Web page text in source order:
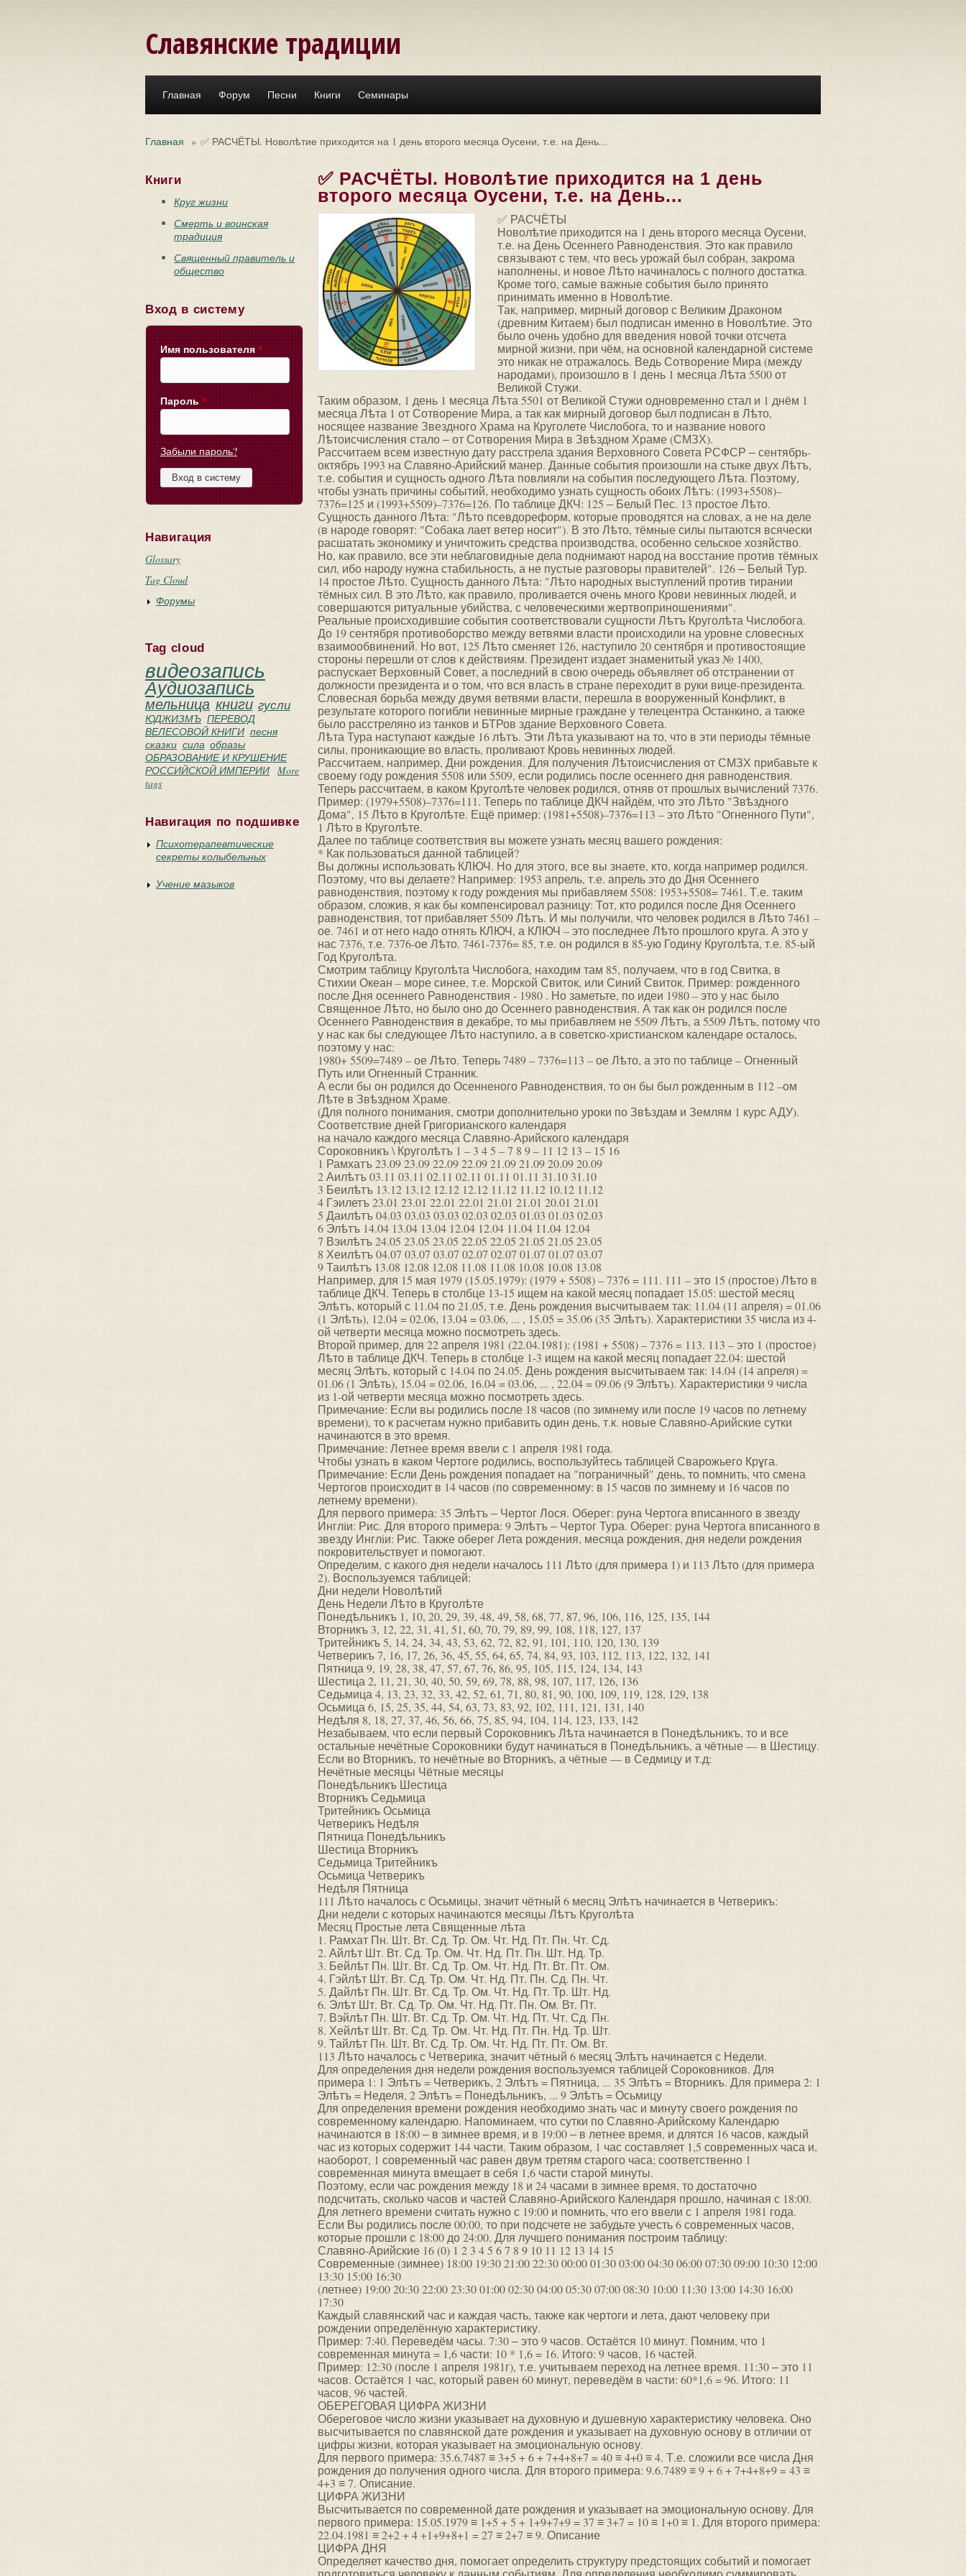
Славянские традиции
Главная Форум Песни Книги Семинары
Главная » ✅ РАСЧЁТЫ. Новолѣтие приходится на 1 день второго месяца Оусени, т.е. на День...
Книги
Круг жизни
Смерть и воинская
традиция
Священный правитель и
общество
Вход в систему
Имя пользователя *
Пароль *
Забыли пароль?
Навигация
Glossary
Tag Cloud
Форумы
Tag cloud
видеозапись
Аудиозапись
мельница книги гусли
ЮДЖИЗМЪ ПЕРЕВОД
ВЕЛЕСОВОЙ КНИГИ песня
сказки сила образы
ОБРАЗОВАНИЕ И КРУШЕНИЕ
РОССИЙСКОЙ ИМПЕРИИ More
tags
Навигация по подшивке
Психотерапевтические
секреты колыбельных
Учение мазыков
✅ РАСЧЁТЫ. Новолѣтие приходится на 1 день
второго месяца Оусени, т.е. на День...
✅ РАСЧЁТЫ
Новолѣтие приходится на 1 день второго месяца Оусени,
т.е. на День Осеннего Равноденствия. Это как правило
связывают с тем, что весь урожай был собран, закрома
наполнены, и новое Лѣто начиналось с полного достатка.
Кроме того, самые важные события было принято
принимать именно в Новолѣтие.
Так, например, мирный договор с Великим Драконом
(древним Китаем) был подписан именно в Новолѣтие. Это
было очень удобно для введения новой точки отсчета
мирной жизни, при чём, на основной календарной системе
это никак не отражалось. Ведь Сотворение Мира (между
народами), произошло в 1 день 1 месяца Лѣта 5500 от
Великой Стужи.
Таким образом, 1 день 1 месяца Лѣта 5501 от Великой Стужи одновременно стал и 1 днём 1
месяца Лѣта 1 от Сотворение Мира, а так как мирный договор был подписан в Лѣто,
носящее название Звездного Храма на Круголете Числобога, то и название нового
Лѣтоисчисления стало ‒ от Сотворения Мира в Звѣздном Храме (СМЗХ).
Рассчитаем всем известную дату расстрела здания Верховного Совета РСФСР ‒ сентябрь-
октябрь 1993 на Славяно-Арийский манер. Данные события произошли на стыке двух Лѣтъ,
т.е. события и сущность одного Лѣта повлияли на события последующего Лѣта. Поэтому,
чтобы узнать причины событий, необходимо узнать сущность обоих Лѣтъ: (1993+5508)–
7376=125 и (1993+5509)–7376=126. По таблице ДКЧ: 125 ‒ Белый Пес. 13 простое Лѣто.
Сущность данного Лѣта: "Лѣто псевдореформ, которые проводятся на словах, а не на деле
(в народе говорят: "Собака лает ветер носит"). В это Лѣто, тёмные силы пытаются всячески
расшатать экономику и уничтожить средства производства, особенно сельское хозяйство.
Но, как правило, все эти неблаговидные дела поднимают народ на восстание против тёмных
сил, ибо народу нужна стабильность, а не пустые разговоры правителей". 126 ‒ Белый Тур.
14 простое Лѣто. Сущность данного Лѣта: "Лѣто народных выступлений против тирании
тёмных сил. В это Лѣто, как правило, проливается очень много Крови невинных людей, и
совершаются ритуальные убийства, с человеческими жертвоприношениями".
Реальные происходившие события соответствовали сущности Лѣтъ Круголѣта Числобога.
До 19 сентября противоборство между ветвями власти происходили на уровне словесных
взаимообвинений. Но вот, 125 Лѣто сменяет 126, наступило 20 сентября и противостоящие
стороны перешли от слов к действиям. Президент издает знаменитый указ № 1400,
распускает Верховный Совет, а последний в свою очередь объявляет об отстранении от
должности президента и о том, что вся власть в стране переходит в руки вице-президента.
Словесная борьба между двумя ветвями власти, перешла в вооруженный Конфликт, в
результате которого погибли невинные мирные граждане у телецентра Останкино, а также
было расстреляно из танков и БТРов здание Верховного Совета.
Лѣта Тура наступают каждые 16 лѣтъ. Эти Лѣта указывают на то, что в эти периоды тёмные
силы, проникающие во власть, проливают Кровь невинных людей.
Рассчитаем, например, Дни рождения. Для получения Лѣтоисчисления от СМЗХ прибавьте к
своему году рождения 5508 или 5509, если родились после осеннего дня равноденствия.
Теперь рассчитаем, в каком Круголѣте человек родился, отняв от прошлых вычислений 7376.
Пример: (1979+5508)–7376=111. Теперь по таблице ДКЧ найдём, что это Лѣто "Звѣздного
Дома", 15 Лѣто в Круголѣте. Ещё пример: (1981+5508)–7376=113 – это Лѣто "Огненного Пути",
1 Лѣто в Круголѣте.
Далее по таблице соответствия вы можете узнать месяц вашего рождения:
* Как пользоваться данной таблицей?
Вы должны использовать КЛЮЧ. Но для этого, все вы знаете, кто, когда например родился.
Поэтому, что вы делаете? Например: 1953 апрель, т.е. апрель это до Дня Осеннего
равноденствия, поэтому к году рождения мы прибавляем 5508: 1953+5508= 7461. Т.е. таким
образом, сложив, я как бы компенсировал разницу: Тот, кто родился после Дня Осеннего
равноденствия, тот прибавляет 5509 Лѣтъ. И мы получили, что человек родился в Лѣто 7461 –
ое. 7461 и от него надо отнять КЛЮЧ, а КЛЮЧ – это последнее Лѣто прошлого круга. А это у
нас 7376, т.е. 7376-ое Лѣто. 7461-7376= 85, т.е. он родился в 85-ую Годину Круголѣта, т.е. 85-ый
Год Круголѣта.
Смотрим таблицу Круголѣта Числобога, находим там 85, получаем, что в год Свитка, в
Стихии Океан – море синее, т.е. Морской Свиток, или Синий Свиток. Пример: рожденного
после Дня осеннего Равноденствия - 1980 . Но заметьте, по идеи 1980 – это у нас было
Священное Лѣто, но было оно до Осеннего равноденствия. А так как он родился после
Осеннего Равноденствия в декабре, то мы прибавляем не 5509 Лѣтъ, а 5509 Лѣтъ, потому что
у нас как бы следующее Лѣто наступило, а в советско-христианском календаре осталось,
поэтому у нас:
1980+ 5509=7489 – ое Лѣто. Теперь 7489 – 7376=113 – ое Лѣто, а это по таблице – Огненный
Путь или Огненный Странник.
А если бы он родился до Осенненого Равноденствия, то он бы был рожденным в 112 –ом
Лѣте в Звѣздном Храме.
(Для полного понимания, смотри дополнительно уроки по Звѣздам и Землям 1 курс АДУ).
Соответствие дней Григорианского календаря
на начало каждого месяца Славяно-Арийского календаря
Сороковникъ \ Круголѣтъ 1 – 3 4 5 – 7 8 9 – 11 12 13 – 15 16
1 Рамхатъ 23.09 23.09 22.09 22.09 21.09 21.09 20.09 20.09
2 Аилѣтъ 03.11 03.11 02.11 02.11 01.11 01.11 31.10 31.10
3 Беилѣтъ 13.12 13.12 12.12 12.12 11.12 11.12 10.12 11.12
4 Гэилетъ 23.01 23.01 22.01 22.01 21.01 21.01 20.01 21.01
5 Даилѣтъ 04.03 03.03 03.03 02.03 02.03 01.03 01.03 02.03
6 Элѣтъ 14.04 13.04 13.04 12.04 12.04 11.04 11.04 12.04
7 Вэилѣтъ 24.05 23.05 23.05 22.05 22.05 21.05 21.05 23.05
8 Хеилѣтъ 04.07 03.07 03.07 02.07 02.07 01.07 01.07 03.07
9 Таилѣтъ 13.08 12.08 12.08 11.08 11.08 10.08 10.08 13.08
Например, для 15 мая 1979 (15.05.1979): (1979 + 5508) – 7376 = 111. 111 – это 15 (простое) Лѣто в
таблице ДКЧ. Теперь в столбце 13-15 ищем на какой месяц попадает 15.05: шестой месяц
Элѣтъ, который с 11.04 по 21.05, т.е. День рождения высчитываем так: 11.04 (11 апреля) = 01.06
(1 Элѣть), 12.04 = 02.06, 13.04 = 03.06, ... , 15.05 = 35.06 (35 Элѣтъ). Характеристики 35 числа из 4-
ой четверти месяца можно посмотреть здесь.
Второй пример, для 22 апреля 1981 (22.04.1981): (1981 + 5508) – 7376 = 113. 113 – это 1 (простое)
Лѣто в таблице ДКЧ. Теперь в столбце 1-3 ищем на какой месяц попадает 22.04: шестой
месяц Элѣтъ, который с 14.04 по 24.05. День рождения высчитываем так: 14.04 (14 апреля) =
01.06 (1 Элѣть), 15.04 = 02.06, 16.04 = 03.06, ... , 22.04 = 09.06 (9 Элѣтъ). Характеристики 9 числа
из 1-ой четверти месяца можно посмотреть здесь.
Примечание: Если вы родились после 18 часов (по зимнему или после 19 часов по летнему
времени), то к расчетам нужно прибавить один день, т.к. новые Славяно-Арийские сутки
начинаются в это время.
Примечание: Летнее время ввели с 1 апреля 1981 года.
Чтобы узнать в каком Чертоге родились, воспользуйтесь таблицей Сварожьего Крɣга.
Примечание: Если День рождения попадает на "пограничный" день, то помнить, что смена
Чертогов происходит в 14 часов (по современному: в 15 часов по зимнему и 16 часов по
летнему времени).
Для первого примера: 35 Элѣтъ ‒ Чертог Лося. Оберег: руна Чертога вписанного в звезду
Инглiи: Рис. Для второго примера: 9 Элѣтъ ‒ Чертог Тура. Оберег: руна Чертога вписанного в
звезду Инглiи: Рис. Также оберег Лета рождения, месяца рождения, дня недели рождения
покровительствует и помогают.
Определим, с какого дня недели началось 111 Лѣто (для примера 1) и 113 Лѣто (для примера
2). Воспользуемся таблицей:
Дни недели Новолѣтий
День Недели Лѣто в Круголѣте
Понедѣльникъ 1, 10, 20, 29, 39, 48, 49, 58, 68, 77, 87, 96, 106, 116, 125, 135, 144
Вторникъ 3, 12, 22, 31, 41, 51, 60, 70, 79, 89, 99, 108, 118, 127, 137
Тритейникъ 5, 14, 24, 34, 43, 53, 62, 72, 82, 91, 101, 110, 120, 130, 139
Четверикъ 7, 16, 17, 26, 36, 45, 55, 64, 65, 74, 84, 93, 103, 112, 113, 122, 132, 141
Пятница 9, 19, 28, 38, 47, 57, 67, 76, 86, 95, 105, 115, 124, 134, 143
Шестица 2, 11, 21, 30, 40, 50, 59, 69, 78, 88, 98, 107, 117, 126, 136
Седьмица 4, 13, 23, 32, 33, 42, 52, 61, 71, 80, 81, 90, 100, 109, 119, 128, 129, 138
Осьмица 6, 15, 25, 35, 44, 54, 63, 73, 83, 92, 102, 111, 121, 131, 140
Недѣля 8, 18, 27, 37, 46, 56, 66, 75, 85, 94, 104, 114, 123, 133, 142
Незабываем, что если первый Сороковникъ Лѣта начинается в Понедѣльникъ, то и все
остальные нечётные Сороковники будут начинаться в Понедѣльникъ, а чётные — в Шестицу.
Если во Вторникъ, то нечётные во Вторникъ, а чётные — в Седмицу и т.д:
Нечётные месяцы Чётные месяцы
Понедѣльникъ Шестица
Вторникъ Седьмица
Тритейникъ Осьмица
Четверикъ Недѣля
Пятница Понедѣльникъ
Шестица Вторникъ
Седьмица Тритейникъ
Осьмица Четверикъ
Недѣля Пятница
111 Лѣто началось с Осьмицы, значит чётный 6 месяц Элѣтъ начинается в Четверикъ:
Дни недели с которых начинаются месяцы Лѣтъ Круголѣта
Месяц Простые лета Священные лѣта
1. Рамхат Пн. Шт. Вт. Сд. Тр. Ом. Чт. Нд. Пт. Пн. Чт. Сд.
2. Айлѣт Шт. Вт. Сд. Тр. Ом. Чт. Нд. Пт. Пн. Шт. Нд. Тр.
3. Бейлѣт Пн. Шт. Вт. Сд. Тр. Ом. Чт. Нд. Пт. Вт. Пт. Ом.
4. Гэйлѣт Шт. Вт. Сд. Тр. Ом. Чт. Нд. Пт. Пн. Сд. Пн. Чт.
5. Дайлѣт Пн. Шт. Вт. Сд. Тр. Ом. Чт. Нд. Пт. Тр. Шт. Нд.
6. Элѣт Шт. Вт. Сд. Тр. Ом. Чт. Нд. Пт. Пн. Ом. Вт. Пт.
7. Вэйлѣт Пн. Шт. Вт. Сд. Тр. Ом. Чт. Нд. Пт. Чт. Сд. Пн.
8. Хейлѣт Шт. Вт. Сд. Тр. Ом. Чт. Нд. Пт. Пн. Нд. Тр. Шт.
9. Тайлѣт Пн. Шт. Вт. Сд. Тр. Ом. Чт. Нд. Пт. Пт. Ом. Вт.
113 Лѣто началось с Четверика, значит чётный 6 месяц Элѣтъ начинается с Недели.
Для определения дня недели рождения воспользуемся таблицей Сороковников. Для
примера 1: 1 Элѣтъ = Четверикъ, 2 Элѣтъ = Пятница, ... 35 Элѣтъ = Вторникъ. Для примера 2: 1
Элѣтъ = Неделя, 2 Элѣтъ = Понедѣльникъ, ... 9 Элѣтъ = Осьмицу
Для определения времени рождения необходимо знать час и минуту своего рождения по
современному календарю. Напоминаем, что сутки по Славяно-Арийскому Календарю
начинаются в 18:00 ‒ в зимнее время, и в 19:00 ‒ в летнее время, и длятся 16 часов, каждый
час из которых содержит 144 части. Таким образом, 1 час составляет 1,5 современных часа и,
наоборот, 1 современный час равен двум третям старого часа; соответственно 1
современная минута вмещает в себя 1,6 части старой минуты.
Поэтому, если час рождения между 18 и 24 часами в зимнее время, то достаточно
подсчитать, сколько часов и частей Славяно-Арийского Календаря прошло, начиная с 18:00.
Для летнего времени считать нужно с 19:00 и помнить, что его ввели с 1 апреля 1981 года.
Если Вы родились после 00:00, то при подсчете не забудьте учесть 6 современных часов,
которые прошли с 18:00 до 24:00. Для лучшего понимания построим таблицу:
Славяно-Арийские 16 (0) 1 2 3 4 5 6 7 8 9 10 11 12 13 14 15
Современные (зимнее) 18:00 19:30 21:00 22:30 00:00 01:30 03:00 04:30 06:00 07:30 09:00 10:30 12:00
13:30 15:00 16:30
(летнее) 19:00 20:30 22:00 23:30 01:00 02:30 04:00 05:30 07:00 08:30 10:00 11:30 13:00 14:30 16:00
17:30
Каждый славянский час и каждая часть, также как чертоги и лета, дают человеку при
рождении определённую характеристику.
Пример: 7:40. Переведём часы. 7:30 ‒ это 9 часов. Остаётся 10 минут. Помним, что 1
современная минута = 1,6 части: 10 * 1,6 = 16. Итого: 9 часов, 16 частей.
Пример: 12:30 (после 1 апреля 1981г), т.е. учитываем переход на летнее время. 11:30 ‒ это 11
часов. Остаётся 1 час, который равен 60 минут, переведём в части: 60*1,6 = 96. Итого: 11
часов, 96 частей.
ОБЕРЕГОВАЯ ЦИФРА ЖИЗНИ
Обереговое число жизни указывает на духовную и душевную характеристику человека. Оно
высчитывается по славянской дате рождения и указывает на духовную основу в отличии от
цифры жизни, которая указывает на эмоциональную основу.
Для первого примера: 35.6.7487 ≡ 3+5 + 6 + 7+4+8+7 = 40 ≡ 4+0 ≡ 4. Т.е. сложили все числа Дня
рождения до получения одного числа. Для второго примера: 9.6.7489 ≡ 9 + 6 + 7+4+8+9 = 43 ≡
4+3 ≡ 7. Описание.
ЦИФРА ЖИЗНИ
Высчитывается по современной дате рождения и указывает на эмоциональную основу. Для
первого примера: 15.05.1979 ≡ 1+5 + 5 + 1+9+7+9 = 37 ≡ 3+7 = 10 ≡ 1+0 ≡ 1. Для второго примера:
22.04.1981 ≡ 2+2 + 4 +1+9+8+1 = 27 ≡ 2+7 ≡ 9. Описание
ЦИФРА ДНЯ
Определяет качество дня, помогает определить структуру предстоящих событий и помогает